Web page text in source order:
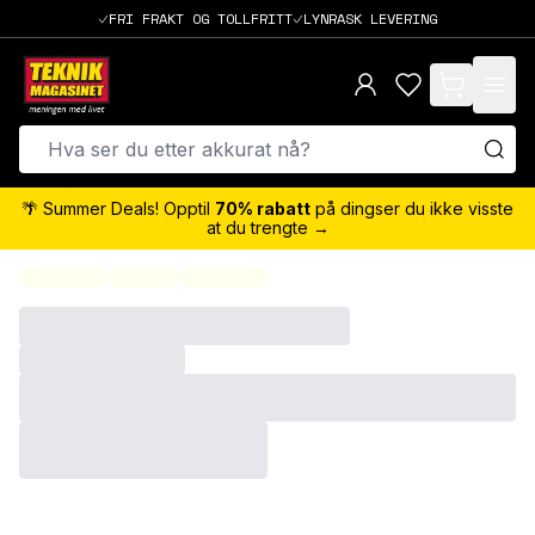
FRI FRAKT OG TOLLFRITT LYNRASK LEVERING
items in cart,
🌴 Summer Deals! Opptil 70% rabatt på dingser du ikke visste
at du trengte →